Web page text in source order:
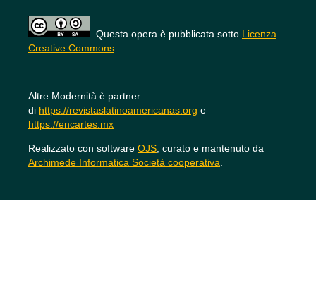
Questa opera è pubblicata sotto Licenza
Creative Commons.
Altre Modernità è partner
di https://revistaslatinoamericanas.org e
https://encartes.mx
Realizzato con software OJS, curato e mantenuto da
Archimede Informatica Società cooperativa